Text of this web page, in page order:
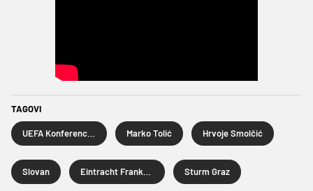
TAGOVI
Marko Tolić Hrvoje Smolčić
Slovan Sturm Graz